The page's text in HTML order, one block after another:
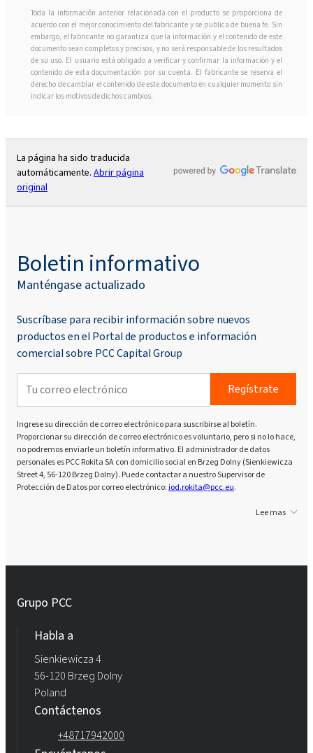
Toda la información anterior relacionada con el producto se proporciona de
acuerdo con el mejor conocimiento del fabricante y se publica de buena fe. Sin
embargo, el fabricante no garantiza que la información y el contenido de este
documento sean completos y precisos, y no será responsable de los resultados
de su uso. El usuario está obligado a verificar y confirmar la información y el
contenido de esta documentación por su cuenta. El fabricante se reserva el
derecho de cambiar el contenido de este documento en cualquier momento sin
indicar los motivos de dichos cambios.
La página ha sido traducida
automáticamente. Abrir página
original
Boletin informativo
Manténgase actualizado
Suscríbase para recibir información sobre nuevos
productos en el Portal de productos e información
comercial sobre PCC Capital Group
Regístrate
Ingrese su dirección de correo electrónico para suscribirse al boletín.
Proporcionar su dirección de correo electrónico es voluntario, pero si no lo hace,
no podremos enviarle un boletín informativo. El administrador de datos
personales es PCC Rokita SA con domicilio social en Brzeg Dolny (Sienkiewicza
Street 4, 56-120 Brzeg Dolny). Puede contactar a nuestro Supervisor de
Protección de Datos por correo electrónico:iod.rokita@pcc.eu.
Lee mas
Grupo PCC
Habla a
Sienkiewicza 4
56-120 Brzeg Dolny
Poland
Contáctenos
+48717942000